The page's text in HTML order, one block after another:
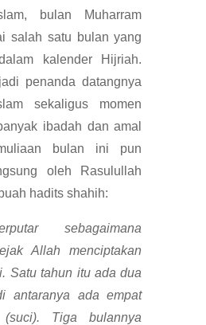
bulan Muharram
salah satu bulan yang
kalender Hijriah.
penanda datangnya
sekaligus momen
ibadah dan amal
bulan ini pun
oleh Rasulullah
hadits shahih:
sebagaimana
Allah menciptakan
Satu tahun itu ada dua
antaranya ada empat
Tiga bulannya